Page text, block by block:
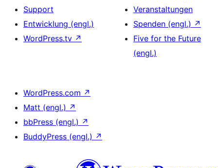
Support
Entwicklung (engl.)
WordPress.tv ↗
Veranstaltungen
Spenden (engl.) ↗
Five for the Future
(engl.)
WordPress.com ↗
Matt (engl.) ↗
bbPress (engl.) ↗
BuddyPress (engl.) ↗